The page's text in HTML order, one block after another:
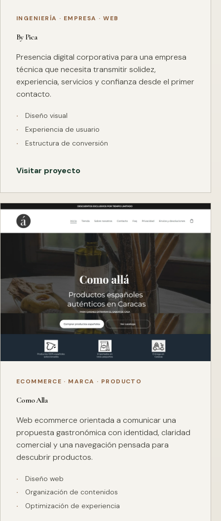
INGENIERÍA · EMPRESA · WEB
By Pica
Presencia digital corporativa para una empresa
técnica que necesita transmitir solidez,
experiencia, servicios y confianza desde el primer
contacto.
Diseño visual
Experiencia de usuario
Estructura de conversión
Visitar proyecto
ECOMMERCE · MARCA · PRODUCTO
Como Alla
Web ecommerce orientada a comunicar una
propuesta gastronómica con identidad, claridad
comercial y una navegación pensada para
descubrir productos.
Diseño web
Organización de contenidos
Optimización de experiencia